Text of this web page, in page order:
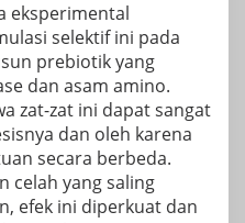
eksperimental
selektif ini pada
prebiotik yang
dan asam amino.
zat-zat ini dapat sangat
dan oleh karena
secara berbeda.
celah yang saling
efek ini diperkuat dan